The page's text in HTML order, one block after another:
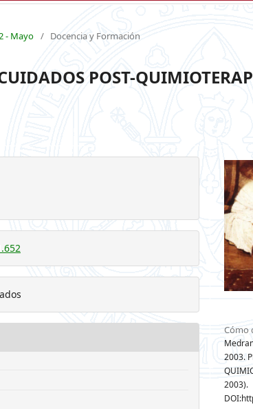
- Mayo / Docencia y Formación
POST-
Cómo
2003.
2003).